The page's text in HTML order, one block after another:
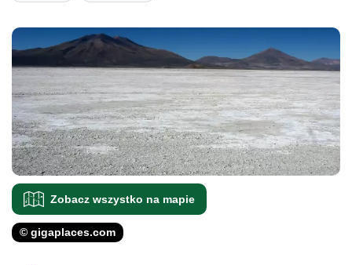
Zobacz wszystko na mapie
© gigaplaces.com